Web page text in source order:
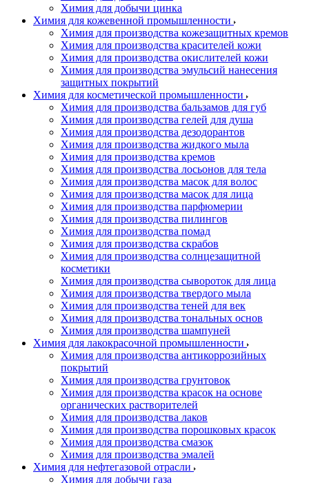
Химия для добычи цинка
Химия для кожевенной промышленности
Химия для производства кожезащитных кремов
Химия для производства красителей кожи
Химия для производства окислителей кожи
Химия для производства эмульсий нанесения
защитных покрытий
Химия для косметической промышленности
Химия для производства бальзамов для губ
Химия для производства гелей для душа
Химия для производства дезодорантов
Химия для производства жидкого мыла
Химия для производства кремов
Химия для производства лосьонов для тела
Химия для производства масок для волос
Химия для производства масок для лица
Химия для производства парфюмерии
Химия для производства пилингов
Химия для производства помад
Химия для производства скрабов
Химия для производства солнцезащитной
косметики
Химия для производства сывороток для лица
Химия для производства твердого мыла
Химия для производства теней для век
Химия для производства тональных основ
Химия для производства шампуней
Химия для лакокрасочной промышленности
Химия для производства антикоррозийных
покрытий
Химия для производства грунтовок
Химия для производства красок на основе
органических растворителей
Химия для производства лаков
Химия для производства порошковых красок
Химия для производства смазок
Химия для производства эмалей
Химия для нефтегазовой отрасли
Химия для добычи газа